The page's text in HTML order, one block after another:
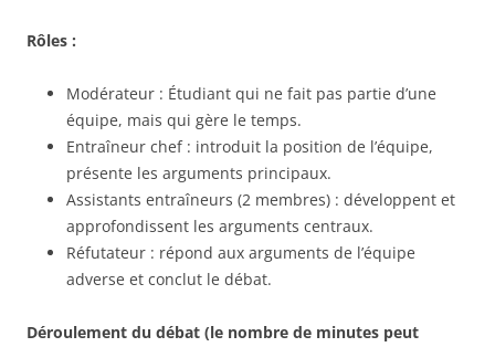
Rôles :
Modérateur : Étudiant qui ne fait pas partie d’une
équipe, mais qui gère le temps.
Entraîneur chef : introduit la position de l’équipe,
présente les arguments principaux.
Assistants entraîneurs (2 membres) : développent et
approfondissent les arguments centraux.
Réfutateur : répond aux arguments de l’équipe
adverse et conclut le débat.
Déroulement du débat (le nombre de minutes peut